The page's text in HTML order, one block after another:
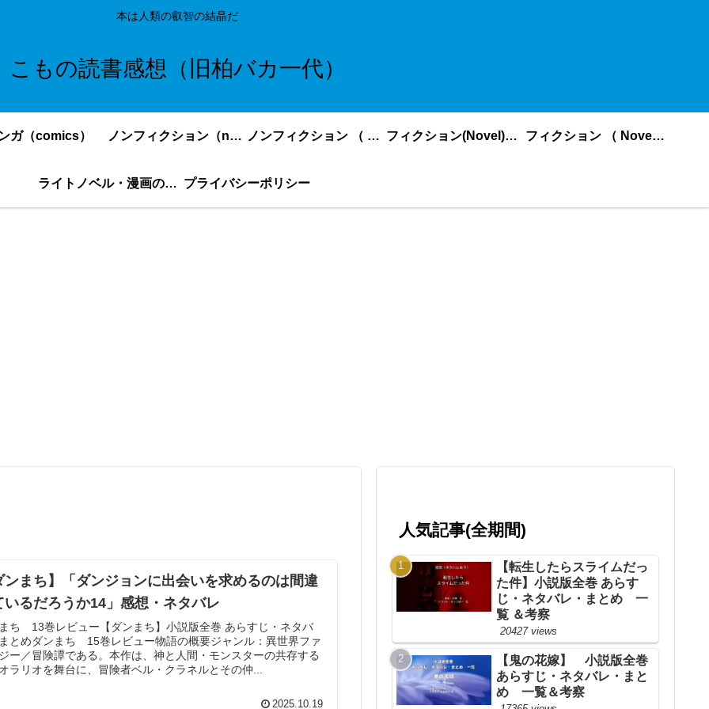
本は人類の叡智の結晶だ
こもの読書感想（旧柏バカ一代）
ガ（comics） ノンフィクション（nonfiction）更新順 ノンフィクション （ nonfiction ） あいうえお順 フィクション(Novel)更新順 フィクション （ Novel ） あいうえお順
ライトノベル・漫画の感想・ネタバレまとめ｜こもの読書感想 プライバシーポリシー
ンまち】「ダンジョンに出会いを求めるのは間違
いるだろうか14」感想・ネタバレ
ち 13巻レビュー【ダンまち】小説版全巻 あらすじ・ネタバ
とめダンまち 15巻レビュー物語の概要ジャンル：異世界ファ
ー／冒険譚である。本作は、神と人間・モンスターの共存する
ラリオを舞台に、冒険者ベル・クラネルとその仲...
2025.10.19
人気記事(全期間)
【転生したらスライムだっ
た件】小説版全巻 あらす
じ・ネタバレ・まとめ 一
覧 ＆考察
20427 views
【鬼の花嫁】 小説版全巻
あらすじ・ネタバレ・まと
め 一覧＆考察